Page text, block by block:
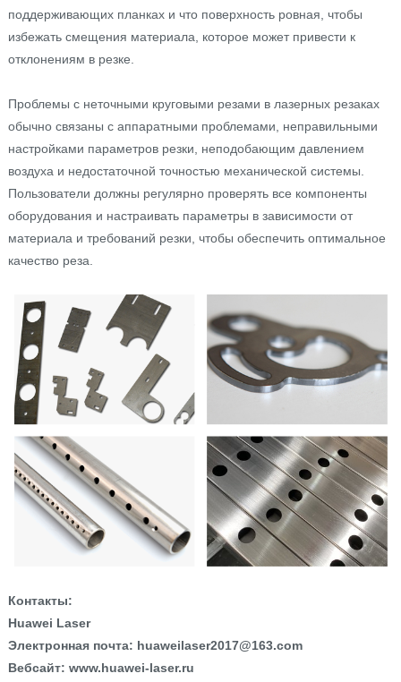
поддерживающих планках и что поверхность ровная, чтобы
избежать смещения материала, которое может привести к
отклонениям в резке.
Проблемы с неточными круговыми резами в лазерных резаках
обычно связаны с аппаратными проблемами, неправильными
настройками параметров резки, неподобающим давлением
воздуха и недостаточной точностью механической системы.
Пользователи должны регулярно проверять все компоненты
оборудования и настраивать параметры в зависимости от
материала и требований резки, чтобы обеспечить оптимальное
качество реза.
Контакты:
Huawei Laser
Электронная почта: huaweilaser2017@163.com
Вебсайт: www.huawei-laser.ru